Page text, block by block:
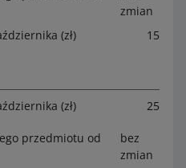
zmian
(zł)
15
(zł) 25
przedmiotu od
bez
zmian